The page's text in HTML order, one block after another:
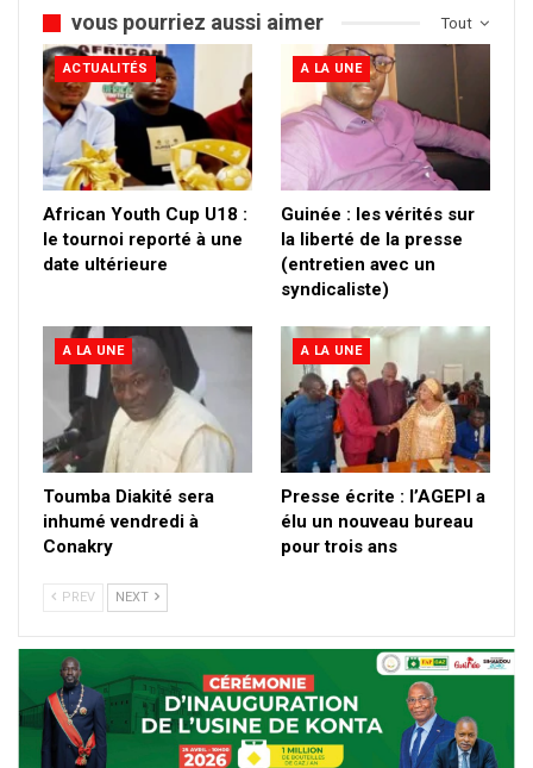
Tout
vous pourriez aussi aimer
ACTUALITÉS
African Youth Cup U18 :
le tournoi reporté à une
date ultérieure
A LA UNE
Guinée : les vérités sur
la liberté de la presse
(entretien avec un
syndicaliste)
A LA UNE
Toumba Diakité sera
inhumé vendredi à
Conakry
A LA UNE
Presse écrite : l’AGEPI a
élu un nouveau bureau
pour trois ans
PREV NEXT